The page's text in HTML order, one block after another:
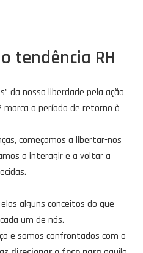
tendência RH
da nossa liberdade pela ação
marca o período de retorno à
começamos a libertar-nos
a interagir e a voltar a
alguns conceitos do que
um de nós.
e somos confrontados com o